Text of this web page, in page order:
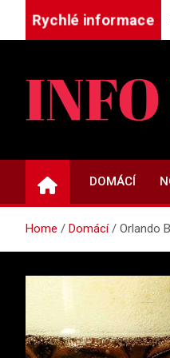
Rychlé informace
doma: Projekt
DOMÁCÍ
Home Domácí Orlando